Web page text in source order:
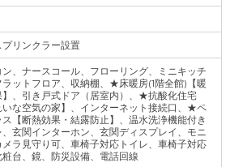
プリンクラー設置
ン、ナースコール、フローリング、ミニキッチ
ラットフロア、収納棚、★床暖房(1階全館)【暖
】、引き戸式ドア（居室内）、★抗酸化住宅
いな空気の家】、インターネット接続口、★ペ
ス【断熱効果・結露防止】、温水洗浄機能付き
、玄関インターホン、玄関ディスプレイ、モニ
メラ見守り可、車椅子対応トイレ、車椅子対応
台、鏡、防災設備、電話回線